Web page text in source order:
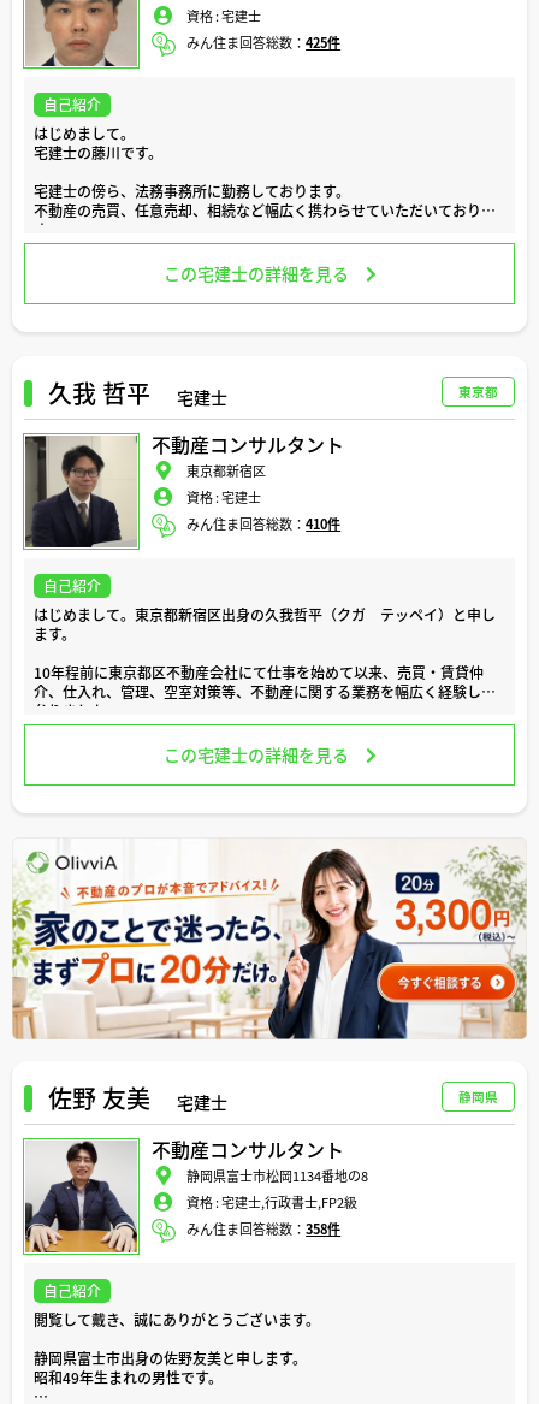
資格 :宅建士
みん住ま回答総数：425件
自己紹介
はじめまして。
宅建士の藤川です。
宅建士の傍ら、法務事務所に勤務しております。
不動産の売買、任意売却、相続など幅広く携わらせていただいておりま
す。
登記に関しても法人案件も含め日々対応しております。
何かお困りの際はぜひご相談くださいませ。
この宅建士の詳細を見る
久我 哲平 宅建士 東京都
不動産コンサルタント
東京都新宿区
資格 :宅建士
みん住ま回答総数：410件
自己紹介
はじめまして。東京都新宿区出身の久我哲平（クガ テッペイ）と申し
ます。
10年程前に東京都区不動産会社にて仕事を始めて以来、売買・賃貸仲
介、仕入れ、管理、空室対策等、不動産に関する業務を幅広く経験して
参りました。
不動産を売る、買う、借りる、貸す等の出来事はお客様にとって心に残
る思い出となる出来事であり、また、より豊かな人生へとステップアッ
プして頂くための大切な節目でもあります。
機会を頂き、この仕事にとても喜びを感じています。
日々の業務では、お客様の「安心」と「理想」を第一に、ご要望を丁寧
にお聞かせ頂いた上でお客様にどのようなご提案をすればより幸せにな
って頂けるかということを常に心がけております。
ローンやリフォーム、地域の最新情報など、気になる事がございました
ら、どのような些細なことでもお気軽にご相談ください。
どうぞよろしくお願い致します。
この宅建士の詳細を見る
佐野 友美 宅建士 静岡県
不動産コンサルタント
静岡県富士市松岡1134番地の8
資格 :宅建士,行政書士,FP2級
みん住ま回答総数：358件
自己紹介
閲覧して戴き、誠にありがとうございます。
静岡県富士市出身の佐野友美と申します。
昭和49年生まれの男性です。